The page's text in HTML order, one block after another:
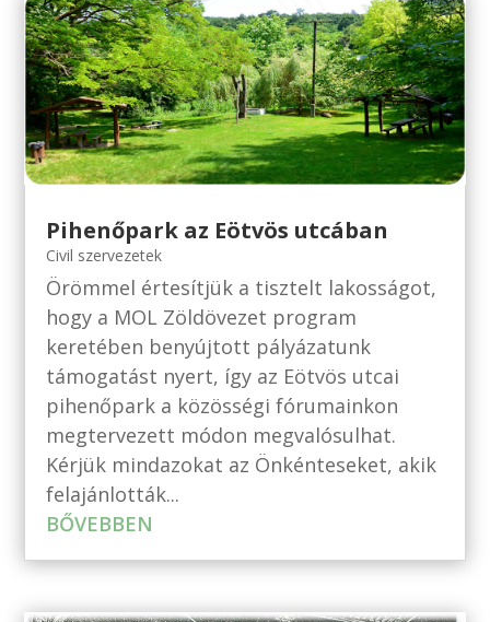
Pihenőpark az Eötvös utcában
Civil szervezetek
Örömmel értesítjük a tisztelt lakosságot,
hogy a MOL Zöldövezet program
keretében benyújtott pályázatunk
támogatást nyert, így az Eötvös utcai
pihenőpark a közösségi fórumainkon
megtervezett módon megvalósulhat.
Kérjük mindazokat az Önkénteseket, akik
felajánlották...
BŐVEBBEN